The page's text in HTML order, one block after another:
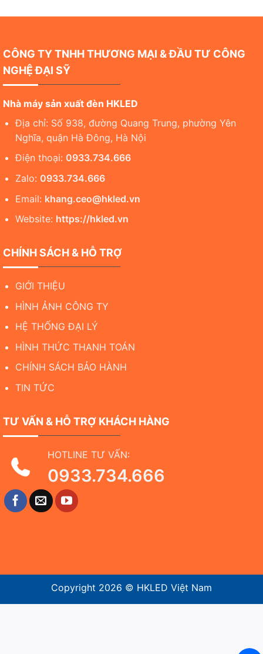
CÔNG TY TNHH THƯƠNG MẠI & ĐẦU TƯ CÔNG
NGHỆ ĐẠI SỸ
Nhà máy sản xuất đèn HKLED
Địa chỉ: Số 938, đường Quang Trung, phường Yên
Nghĩa, quận Hà Đông, Hà Nội
Điện thoại: 0933.734.666
Zalo: 0933.734.666
Email: khang.ceo@hkled.vn
Website: https://hkled.vn
CHÍNH SÁCH & HỖ TRỢ
GIỚI THIỆU
HÌNH ẢNH CÔNG TY
HỆ THỐNG ĐẠI LÝ
HÌNH THỨC THANH TOÁN
CHÍNH SÁCH BẢO HÀNH
TIN TỨC
TƯ VẤN & HỖ TRỢ KHÁCH HÀNG
HOTLINE TƯ VẤN:
0933.734.666
Copyright 2026 © HKLED Việt Nam